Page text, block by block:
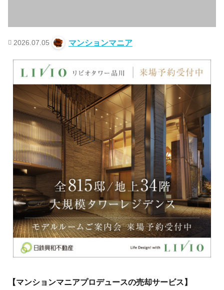
2026.07.05 マンションマニア
【マンションマニアプロデュースの売却サービス】